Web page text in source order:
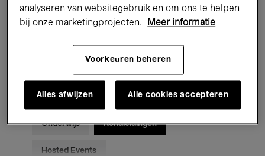
Jazz Klassieke Muziek Global Music
Voor iedereen Kids’ Palace
Onderwijs Rondleidingen
Hosted Events
analyseren van websitegebruik en om ons te helpen
bij onze marketingprojecten.
Meer informatie
Voorkeuren beheren
Alles afwijzen Alle cookies accepteren